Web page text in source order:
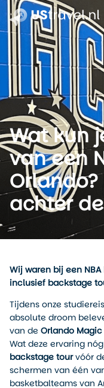
Wat kun
van een
Orlando?
achter
Wij waren bij een
inclusief backstage
Tijdens onze
absolute droom
van de Orlando Magic
Wat deze ervaring
backstage tourvóór
schermen van één
basketbalteams van